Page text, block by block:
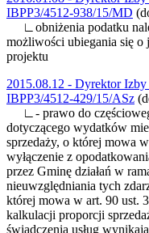
IBPP3/4512-938/15/MD
∟obniżenia podatku
możliwości ubiegania się
projektu
2015.08.12 - Dyrektor
IBPP3/4512-429/15/ASz
∟- prawo do
dotyczącego wydatków
sprzedaży, o której mowa
wyłączenie z
przez Gminę działań w
nieuwzględniania tych
której mowa w art. 90 ust.
kalkulacji proporcji
świadczenia usług